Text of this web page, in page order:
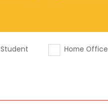
Student Home Office